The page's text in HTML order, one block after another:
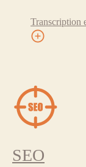
Transcription
SEO